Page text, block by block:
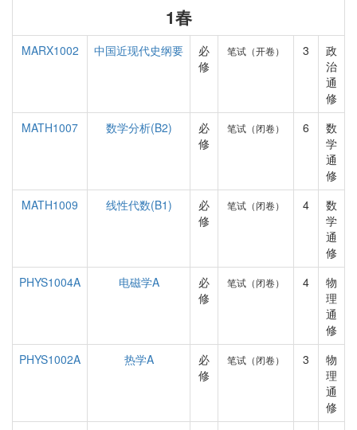
1春
MARX1002 中国近现代史纲要
必
修
笔试（开卷） 3
政
治
通
修
MATH1007
数学分析(B2)
必
修
笔试（闭卷） 6
数
学
通
修
MATH1009
线性代数(B1)
必
修
笔试（闭卷） 4
数
学
通
修
PHYS1004A
电磁学A
必
修
笔试（闭卷） 4
物
理
通
修
PHYS1002A
热学A
必
修
笔试（闭卷） 3
物
理
通
修